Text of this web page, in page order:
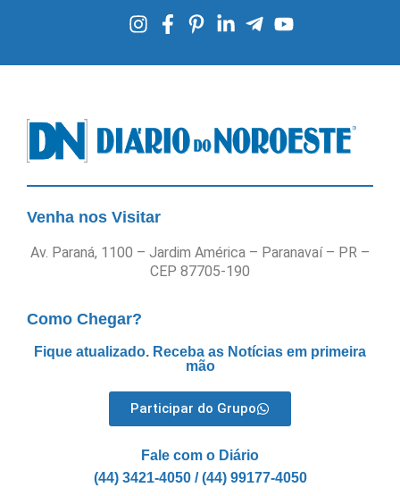
Venha nos Visitar
Av. Paraná, 1100 – Jardim América – Paranavaí – PR –
CEP 87705-190
Como Chegar?
Fique atualizado. Receba as Notícias em primeira
mão
Participar do Grupo
Fale com o Diário
(44) 3421-4050 / (44) 99177-4050